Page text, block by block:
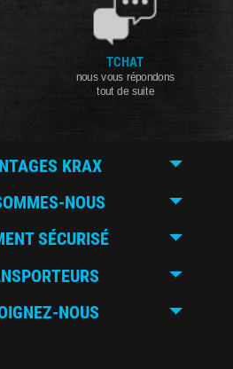
TCHAT
nous vous répondons
tout de suite
KRAX
NOUS
SÉCURISÉ
NOUS